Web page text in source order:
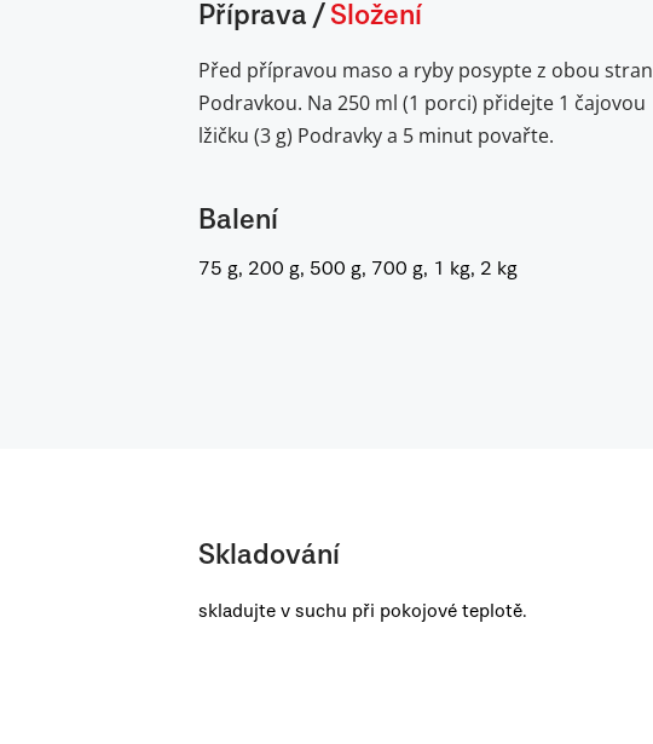
Příprava / Složení
Před přípravou maso a ryby posypte z obou stran
Podravkou. Na 250 ml (1 porci) přidejte 1 čajovou
lžičku (3 g) Podravky a 5 minut povařte.
Balení
75 g, 200 g, 500 g, 700 g, 1 kg, 2 kg
Skladování
skladujte v suchu při pokojové teplotě.